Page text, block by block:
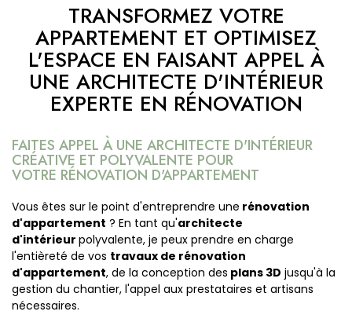
TRANSFORMEZ VOTRE
APPARTEMENT ET OPTIMISEZ
L'ESPACE EN FAISANT APPEL À
UNE ARCHITECTE D'INTÉRIEUR
EXPERTE EN RÉNOVATION
FAITES APPEL À UNE ARCHITECTE D'INTÉRIEUR
CRÉATIVE ET POLYVALENTE POUR
VOTRE RÉNOVATION D'APPARTEMENT
Vous êtes sur le point d'entreprendre une rénovation
d'appartement ? En tant qu'architecte
d'intérieur polyvalente, je peux prendre en charge
l'entièreté de vos travaux de rénovation
d'appartement, de la conception des plans 3D jusqu'à la
gestion du chantier, l'appel aux prestataires et artisans
nécessaires.